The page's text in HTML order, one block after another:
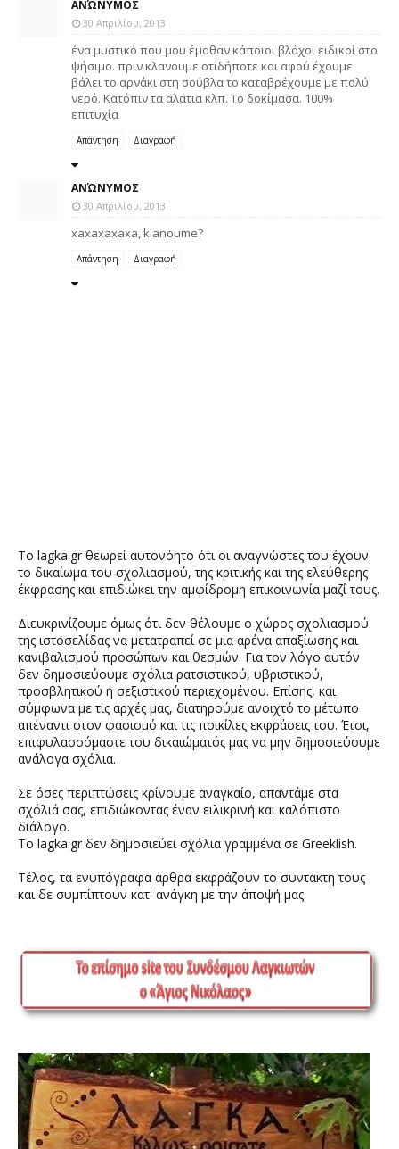
ΑΝΏΝΥΜΟΣ
30 Απριλίου, 2013
ένα μυστικό που μου έμαθαν κάποιοι βλάχοι ειδικοί στο
ψήσιμο. πριν κλανουμε οτιδήποτε και αφού έχουμε
βάλει το αρνάκι στη σούβλα το καταβρέχουμε με πολύ
νερό. Κατόπιν τα αλάτια κλπ. Το δοκίμασα. 100%
επιτυχία
Απάντηση Διαγραφή
ΑΝΏΝΥΜΟΣ
30 Απριλίου, 2013
xaxaxaxaxa, klanoume?
Απάντηση Διαγραφή
Το lagka.gr θεωρεί αυτονόητο ότι οι αναγνώστες του έχουν
το δικαίωμα του σχολιασμού, της κριτικής και της ελεύθερης
έκφρασης και επιδιώκει την αμφίδρομη επικοινωνία μαζί τους.
Διευκρινίζουμε όμως ότι δεν θέλουμε ο χώρος σχολιασμού
της ιστοσελίδας να μετατραπεί σε μια αρένα απαξίωσης και
κανιβαλισμού προσώπων και θεσμών. Για τον λόγο αυτόν
δεν δημοσιεύουμε σχόλια ρατσιστικού, υβριστικού,
προσβλητικού ή σεξιστικού περιεχομένου. Επίσης, και
σύμφωνα με τις αρχές μας, διατηρούμε ανοιχτό το μέτωπο
απέναντι στον φασισμό και τις ποικίλες εκφράσεις του. Έτσι,
επιφυλασσόμαστε του δικαιώματός μας να μην δημοσιεύουμε
ανάλογα σχόλια.
Σε όσες περιπτώσεις κρίνουμε αναγκαίο, απαντάμε στα
σχόλιά σας, επιδιώκοντας έναν ειλικρινή και καλόπιστο
διάλογο.
Το lagka.gr δεν δημοσιεύει σχόλια γραμμένα σε Greeklish.
Τέλος, τα ενυπόγραφα άρθρα εκφράζουν το συντάκτη τους
και δε συμπίπτουν κατ' ανάγκη με την άποψή μας.